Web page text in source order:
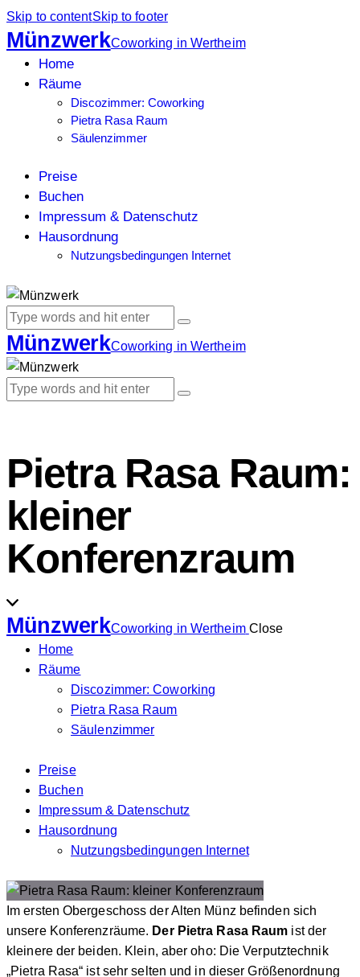
Skip to contentSkip to footer
MünzwerkCoworking in Wertheim
Home
Räume
Discozimmer: Coworking
Pietra Rasa Raum
Säulenzimmer
Preise
Buchen
Impressum & Datenschutz
Hausordnung
Nutzungsbedingungen Internet
MünzwerkCoworking in Wertheim
Pietra Rasa Raum:
kleiner
Konferenzraum
MünzwerkCoworking in Wertheim Close
Home
Räume
Discozimmer: Coworking
Pietra Rasa Raum
Säulenzimmer
Preise
Buchen
Impressum & Datenschutz
Hausordnung
Nutzungsbedingungen Internet
Im ersten Obergeschoss der Alten Münz befinden sich
unsere Konferenzräume. Der Pietra Rasa Raum ist der
kleinere der beiden. Klein, aber oho: Die Verputztechnik
„Pietra Rasa“ ist sehr selten und in dieser Größenordnung